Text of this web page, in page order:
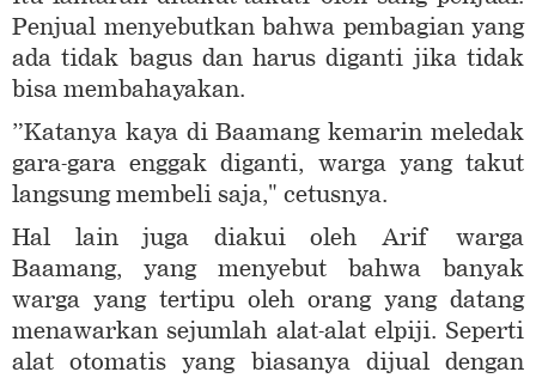
Penjual menyebutkan bahwa pembagian yang
ada tidak bagus dan harus diganti jika tidak
bisa membahayakan.
”Katanya kaya di Baamang kemarin meledak
gara-gara enggak diganti, warga yang takut
langsung membeli saja," cetusnya.
Hal lain juga diakui oleh Arif warga
Baamang, yang menyebut bahwa banyak
warga yang tertipu oleh orang yang datang
menawarkan sejumlah alat-alat elpiji. Seperti
alat otomatis yang biasanya dijual dengan